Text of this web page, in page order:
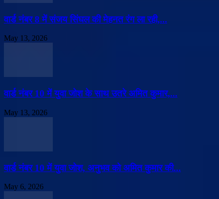
वार्ड नंबर 8 में संजय सिंघल की मेहनत रंग ला रही,...
May 13, 2026
वार्ड नंबर 10 में युवा जोश के साथ उतरे अमित कुमार,...
May 13, 2026
वार्ड नंबर 10 में युवा जोश, अनुभव को अमित कुमार की...
May 6, 2026